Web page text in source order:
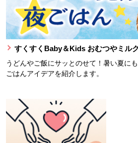
すくすくBaby＆Kids おむつやミル
うどんやご飯にサッとのせて！暑い夏に
ごはんアイデアを紹介します。